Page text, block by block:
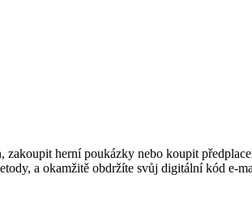
herní poukázky nebo koupit
a okamžitě obdržíte svůj digitální kód